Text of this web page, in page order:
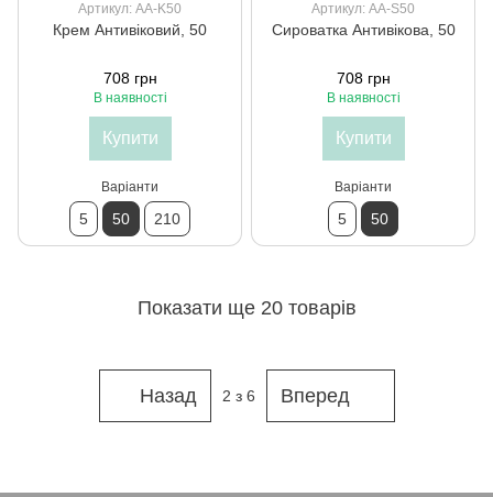
Артикул: AA-K50
Крем Антивіковий, 50
708 грн
В наявності
Купити
Варіанти
5 50 210
Артикул: AA-S50
Сироватка Антивікова, 50
708 грн
В наявності
Купити
Варіанти
5 50
Показати ще 20 товарів
Назад 2 з 6 Вперед